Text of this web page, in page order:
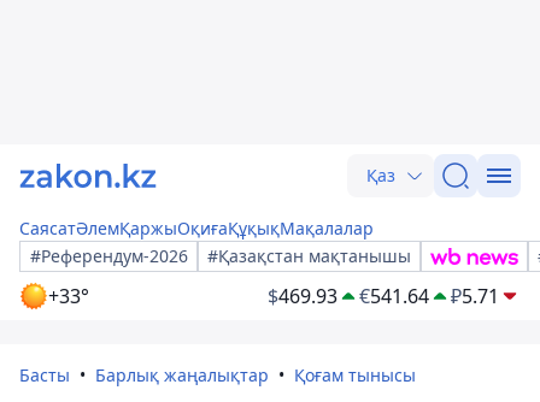
Қаз
СаясатӘлемҚаржыОқиғаҚұқықМақалалар
#Референдум-2026
#Қазақстан мақтанышы
+33° $469.93 €541.64 ₽5.71
Басты Барлық жаңалықтар Қоғам тынысы